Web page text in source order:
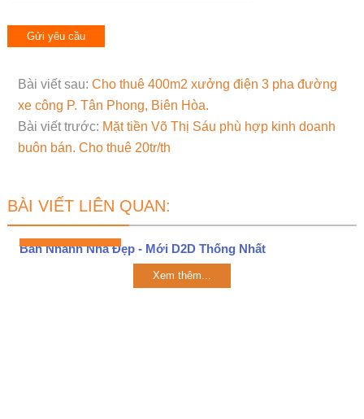
Bài viết sau: Cho thuê 400m2 xưởng điện 3 pha đường
xe công P. Tân Phong, Biên Hòa.
Bài viết trước: Mặt tiền Võ Thị Sáu phù hợp kinh doanh
buôn bán. Cho thuê 20tr/th
BÀI VIẾT LIÊN QUAN:
Bán Nhanh Nhà Đẹp - Mới D2D Thống Nhất
Xem thêm...